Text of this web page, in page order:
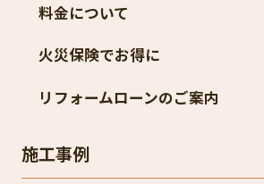
料金について
火災保険でお得に
リフォームローンのご案内
施工事例